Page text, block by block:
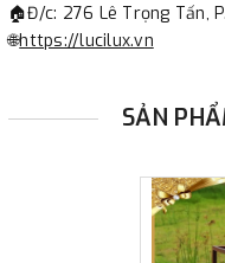
🏠Đ/c: 276 Lê Trọng Tấn,
🌐https://lucilux.vn
SẢN